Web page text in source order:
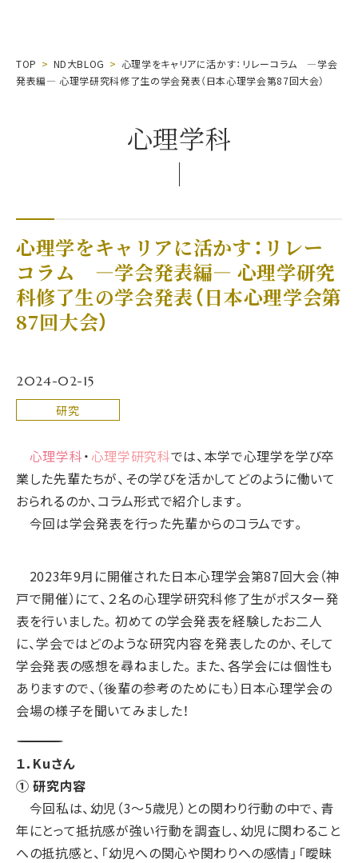
TOP ND大BLOG
心理学をキャリアに活かす：リレーコラム ―学会
発表編― 心理学研究科修了生の学会発表（日本心理学会第87回大会）
心理学科
心理学をキャリアに活かす：リレー
コラム ―学会発表編― 心理学研究
科修了生の学会発表（日本心理学会第
87回大会）
2024-02-15
研究
心理学科・心理学研究科では、本学で心理学を学び卒
業した先輩たちが、その学びを活かしてどのように働いて
おられるのか、コラム形式で紹介します。
今回は学会発表を行った先輩からのコラムです。
2023年9月に開催された日本心理学会第87回大会（神
戸で開催）にて、２名の心理学研究科修了生がポスター発
表を行いました。初めての学会発表を経験したお二人
に、学会ではどのような研究内容を発表したのか、そして
学会発表の感想を尋ねました。また、各学会には個性も
ありますので、（後輩の参考のためにも）日本心理学会の
会場の様子を聞いてみました！
―――――――――――――――――――――――――――――――――――――――――――――――――――――――――
１．Kuさん
① 研究内容
今回私は、幼児（3～5歳児）との関わり行動の中で、青
年にとって抵抗感が強い行動を調査し、幼児に関わること
への抵抗感と、「幼児への関心や関わりへの感情」「曖昧